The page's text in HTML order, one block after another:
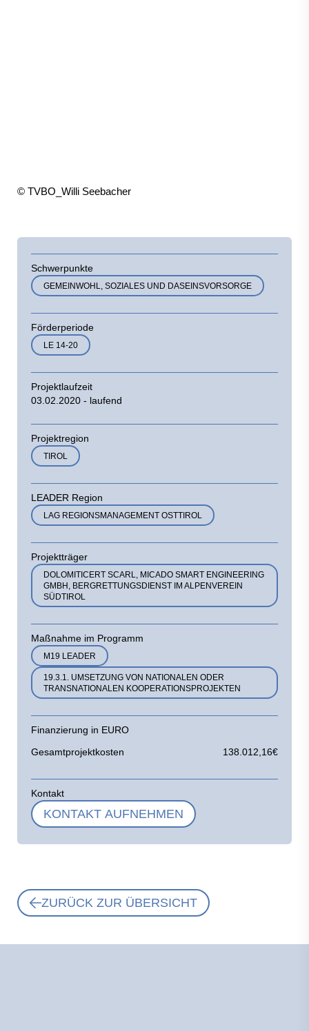
© TVBO_Willi Seebacher
Schwerpunkte
GEMEINWOHL, SOZIALES UND DASEINSVORSORGE
Förderperiode
LE 14-20
Projektlaufzeit
03.02.2020 - laufend
Projektregion
TIROL
LEADER Region
LAG REGIONSMANAGEMENT OSTTIROL
Projektträger
DOLOMITICERT SCARL, MICADO SMART ENGINEERING
GMBH, BERGRETTUNGSDIENST IM ALPENVEREIN
SÜDTIROL
Maßnahme im Programm
M19 LEADER
19.3.1. UMSETZUNG VON NATIONALEN ODER
TRANSNATIONALEN KOOPERATIONSPROJEKTEN
Finanzierung in EURO
Gesamtprojektkosten
138.012,16€
Kontakt
KONTAKT AUFNEHMEN
ZURÜCK ZUR ÜBERSICHT